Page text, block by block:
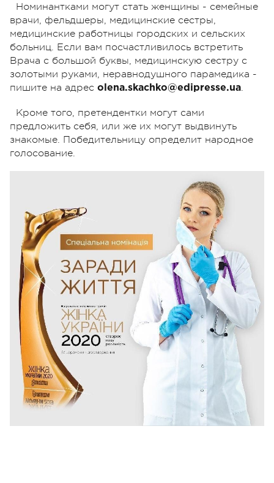
Номинантками могут стать женщины - семейные
врачи, фельдшеры, медицинские сестры,
медицинские работницы городских и сельских
больниц. Если вам посчастливилось встретить
Врача с большой буквы, медицинскую сестру с
золотыми руками, неравнодушного парамедика -
пишите на адрес olena.skachko@edipresse.ua.
Кроме того, претендентки могут сами
предложить себя, или же их могут выдвинуть
знакомые. Победительницу определит народное
голосование.